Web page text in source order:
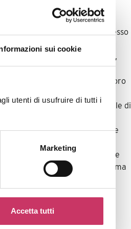
sui cookie
utenti di usufruire di tutti i
Marketing
Accetta tutti
e delle organizzazioni presso
abilitazione e iscrizione
al settore delle risorse umane,
e formazione presso
Filiale presso l’Agenzia “Lavoro
dove inizia come Responsabile di
Responsabile Selezione e
con le più importanti aziende
una nuova sfida: assume prima
dal 2022, quello di Direttore
in Humangest.